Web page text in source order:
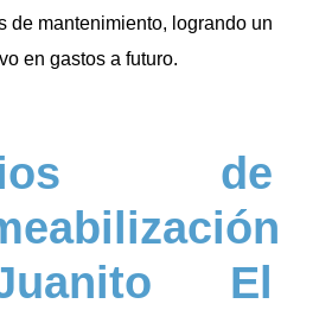
de mantenimiento, logrando un
en gastos a futuro.
de
El